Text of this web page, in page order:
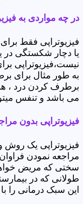
در چه مواردی به
فیزیوتراپی فقط
یا دچار شکستگی
نیست،فیزیوتراپی
به طور مثال برای
برطرف کردن درد ،
می باشد و تنفس
فیزیوتراپی بدون
فیزیوتراپی یک
مراجعه نمودن
سختی که مریض
طولانی که در
این سبک درمانی را